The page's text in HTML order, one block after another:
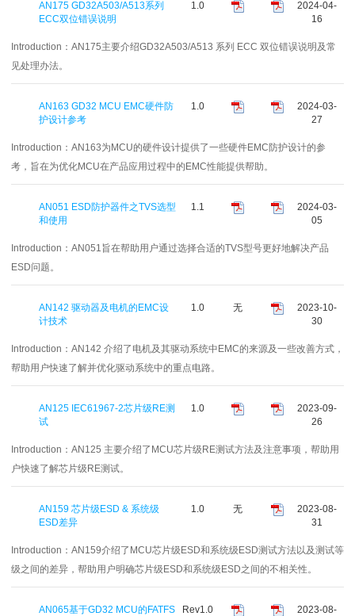
AN175 GD32A503/A513系列
ECC双位错误说明
1.0
2024-04-
16
Introduction： AN175主要介绍GD32A503/A513 系列 ECC 双位错误说明及常
见处理办法。
AN163 GD32 MCU EMC硬件防
护设计参考
1.0
2024-03-
27
Introduction： AN163为MCU的硬件设计提供了一些硬件EMC防护设计的参
考，旨在为优化MCU在产品应用过程中的EMC性能提供帮助。
AN051 ESD防护器件之TVS选型
和使用
1.1
2024-03-
05
Introduction： AN051旨在帮助用户通过选择合适的TVS型号更好地解决产品
ESD问题。
AN142 驱动器及电机的EMC设
计技术
1.0 无
2023-10-
30
Introduction： AN142 介绍了电机及其驱动系统中EMC的来源及一些改善方式，
帮助用户快速了解并优化驱动系统中的重点电路。
AN125 IEC61967-2芯片级RE测
试
1.0
2023-09-
26
Introduction： AN125 主要介绍了MCU芯片级RE测试方法及注意事项，帮助用
户快速了解芯片级RE测试。
AN159 芯片级ESD & 系统级
ESD差异
1.0 无
2023-08-
31
Introduction： AN159介绍了MCU芯片级ESD和系统级ESD测试方法以及测试等
级之间的差异，帮助用户明确芯片级ESD和系统级ESD之间的不相关性。
AN065基于GD32 MCU的FATFS
Rev1.0
2023-08-